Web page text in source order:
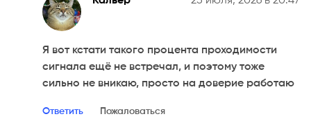
Я вот кстати такого процента проходимости
сигнала ещё не встречал, и поэтому тоже
сильно не вникаю, просто на доверие работаю
Ответить Пожаловаться